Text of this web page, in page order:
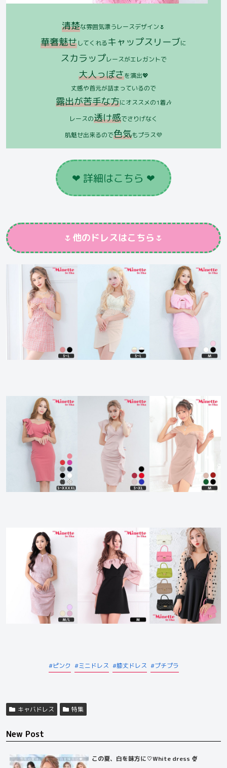
清楚な雰囲気漂うレースデザイン🌷
華奢魅せしてくれるキャップスリーブに
スカラップレースがエレガントで
大人っぽさを演出💖
丈感や首元が詰まっているので
露出が苦手な方にオススメの1着🎶
レースの透け感でさりげなく
肌魅せ出来るので色気もプラス💜
❤︎ 詳細はこちら ❤︎
🌷 他のドレスはこちら 🌷
ピンク ミニドレス 膝丈ドレス プチプラ
キャバドレス 特集
New Post
この夏、白を味方に♡White dress 🍨